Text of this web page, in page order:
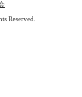
Reserved.